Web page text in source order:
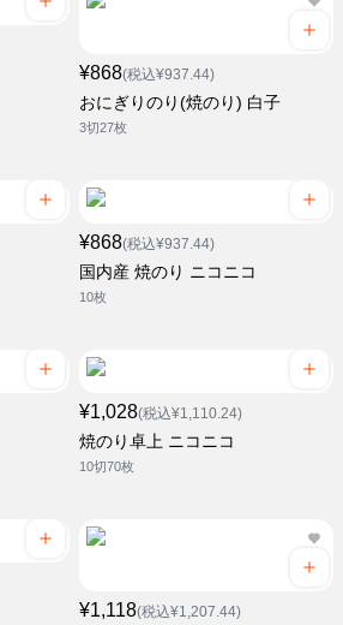
¥868(税込¥937.44)
おにぎりのり(焼のり) 白子
3切27枚
¥868(税込¥937.44)
国内産 焼のり ニコニコ
10枚
¥1,028(税込¥1,110.24)
焼のり卓上 ニコニコ
10切70枚
¥1,118(税込¥1,207.44)